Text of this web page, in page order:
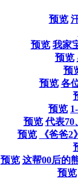
预览
预览 我家
预览
预
预览 各
预览
预览 代表70
预览
《爸爸
预览 这帮00后的
预览